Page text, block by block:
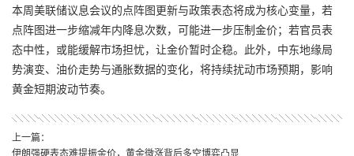
本周美联储议息会议的点阵图更新与政策表态将成为核心变量，若
点阵图进一步缩减年内降息次数，可能进一步压制金价；若官员表
态中性，或能缓解市场担忧，让金价暂时企稳。此外，中东地缘局
势演变、油价走势与通胀数据的变化，将持续扰动市场预期，影响
黄金短期波动节奏。
上一篇：
伊朗强硬表态难提振金价，黄金微涨背后多空博弈凸显